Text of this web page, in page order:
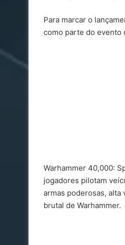
Para marcar o
como parte do evento
Warhammer 40,000:
jogadores pilotam
armas poderosas,
brutal de Warhammer.